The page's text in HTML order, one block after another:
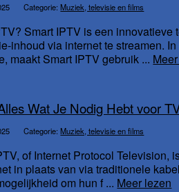
Categorie:Muziek, televisie en films
Smart IPTV is een
inhoud via internet te streamen.
maakt Smart IPTV gebruik ...
Wat Je Nodig Hebt voor
Categorie:Muziek, televisie en films
of Internet Protocol Television,
in plaats van via traditionele
om hun f ... Meer lezen